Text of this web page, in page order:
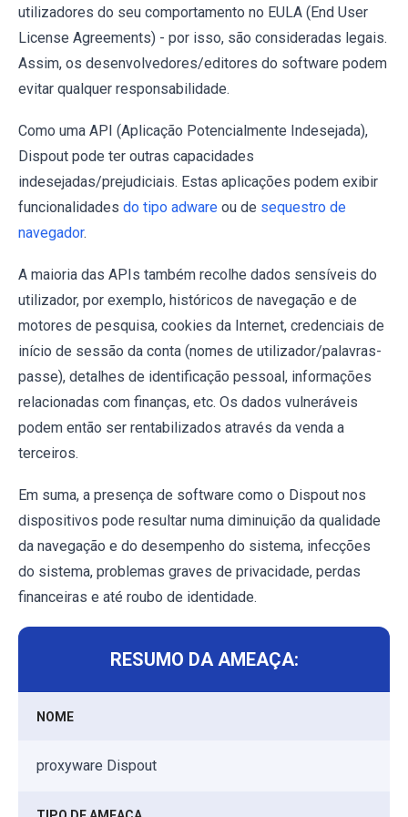
utilizadores do seu comportamento no EULA (End User
License Agreements) - por isso, são consideradas legais.
Assim, os desenvolvedores/editores do software podem
evitar qualquer responsabilidade.
Como uma API (Aplicação Potencialmente Indesejada),
Dispout pode ter outras capacidades
indesejadas/prejudiciais. Estas aplicações podem exibir
funcionalidades do tipo adware ou de sequestro de
navegador.
A maioria das APIs também recolhe dados sensíveis do
utilizador, por exemplo, históricos de navegação e de
motores de pesquisa, cookies da Internet, credenciais de
início de sessão da conta (nomes de utilizador/palavras-
passe), detalhes de identificação pessoal, informações
relacionadas com finanças, etc. Os dados vulneráveis
podem então ser rentabilizados através da venda a
terceiros.
Em suma, a presença de software como o Dispout nos
dispositivos pode resultar numa diminuição da qualidade
da navegação e do desempenho do sistema, infecções
do sistema, problemas graves de privacidade, perdas
financeiras e até roubo de identidade.
RESUMO DA AMEAÇA:
NOME
proxyware Dispout